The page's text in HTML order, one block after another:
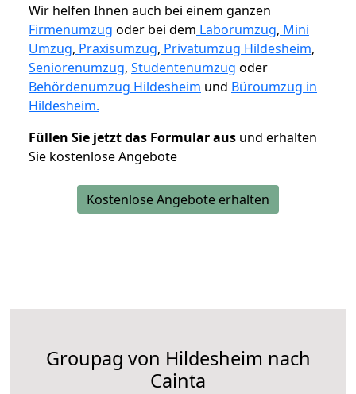
Wir helfen Ihnen auch bei einem ganzen
Firmenumzug oder bei dem Laborumzug, Mini
Umzug, Praxisumzug, Privatumzug Hildesheim,
Seniorenumzug, Studentenumzug oder
Behördenumzug Hildesheim und Büroumzug in
Hildesheim.
Füllen Sie jetzt das Formular aus und erhalten
Sie kostenlose Angebote
Kostenlose Angebote erhalten
Groupag von Hildesheim nach
Cainta